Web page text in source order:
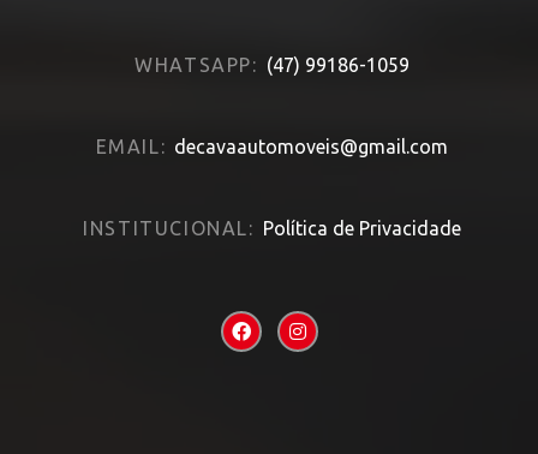
WHATSAPP: (47) 99186-1059
EMAIL: decavaautomoveis@gmail.com
INSTITUCIONAL: Política de Privacidade